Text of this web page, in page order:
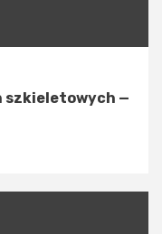
szkieletowych —